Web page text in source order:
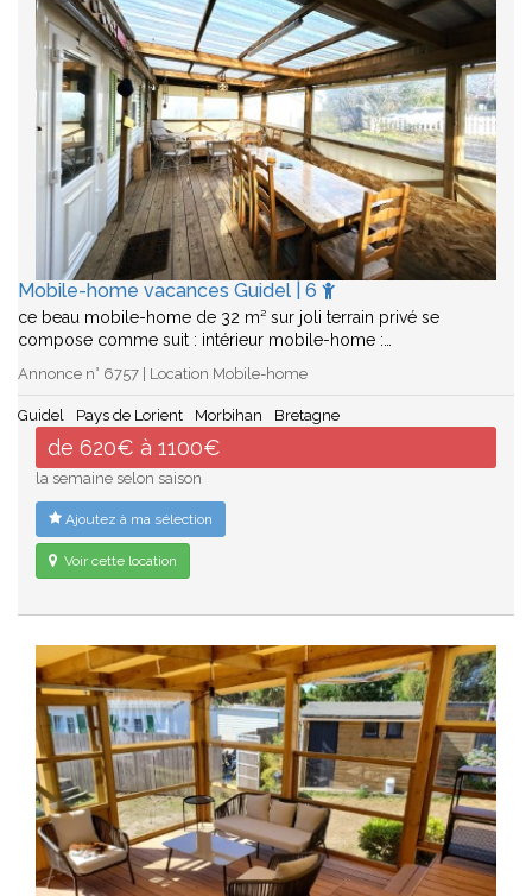
Mobile-home vacances Guidel | 6
ce beau mobile-home de 32 m² sur joli terrain privé se
compose comme suit : intérieur mobile-home :…
Annonce n° 6757 | Location Mobile-home
Guidel Pays de Lorient Morbihan Bretagne
de 620€ à 1100€
la semaine selon saison
Ajoutez à ma sélection
Voir cette location